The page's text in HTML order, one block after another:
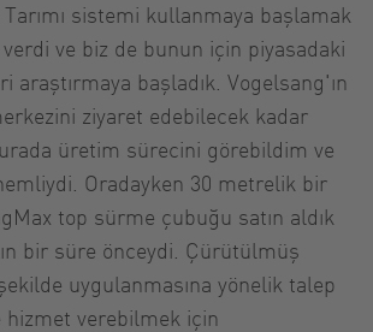
sistemi kullanmaya başlamak
ve biz de bunun için piyasadaki
araştırmaya başladık. Vogelsang'ın
ziyaret edebilecek kadar
üretim sürecini görebildim ve
Oradayken 30 metrelik bir
top sürme çubuğu satın aldık
bir süre önceydi. Çürütülmüş
uygulanmasına yönelik talep
hizmet verebilmek için